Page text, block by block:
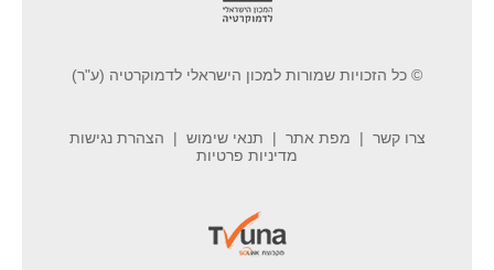
© כל הזכויות שמורות למכון הישראלי לדמוקרטיה (ע"ר)
צרו קשר מפת אתר תנאי שימוש
הצהרת נגישות
מדיניות פרטיות